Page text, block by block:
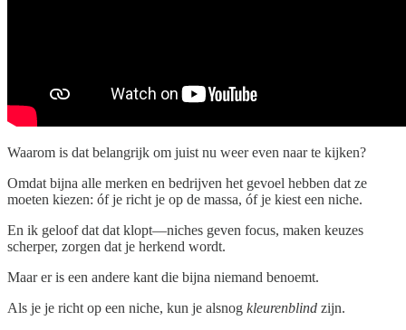
Waarom is dat belangrijk om juist nu weer even naar te kijken?
Omdat bijna alle merken en bedrijven het gevoel hebben dat ze
moeten kiezen: óf je richt je op de massa, óf je kiest een niche.
En ik geloof dat dat klopt—niches geven focus, maken keuzes
scherper, zorgen dat je herkend wordt.
Maar er is een andere kant die bijna niemand benoemt.
Als je je richt op een niche, kun je alsnog kleurenblind zijn.